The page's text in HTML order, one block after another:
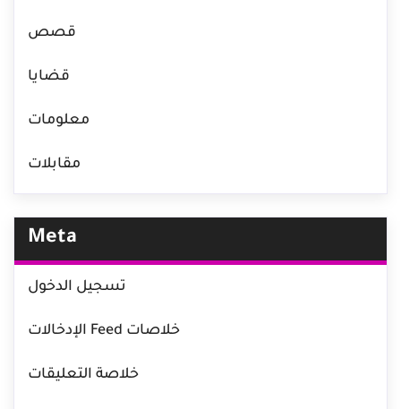
قصص
قضايا
معلومات
مقابلات
Meta
تسجيل الدخول
خلاصات Feed الإدخالات
خلاصة التعليقات